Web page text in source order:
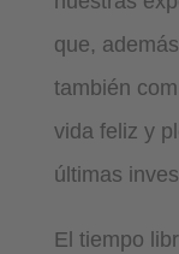
que,
también
vida feliz y
últimas
El tiempo